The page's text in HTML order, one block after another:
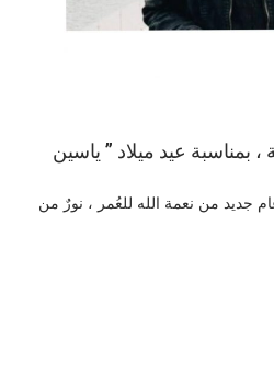
بمناسبة عيد ميلاد ” ياسين
جديد من نعمة الله للعُمر ، نورٌ من